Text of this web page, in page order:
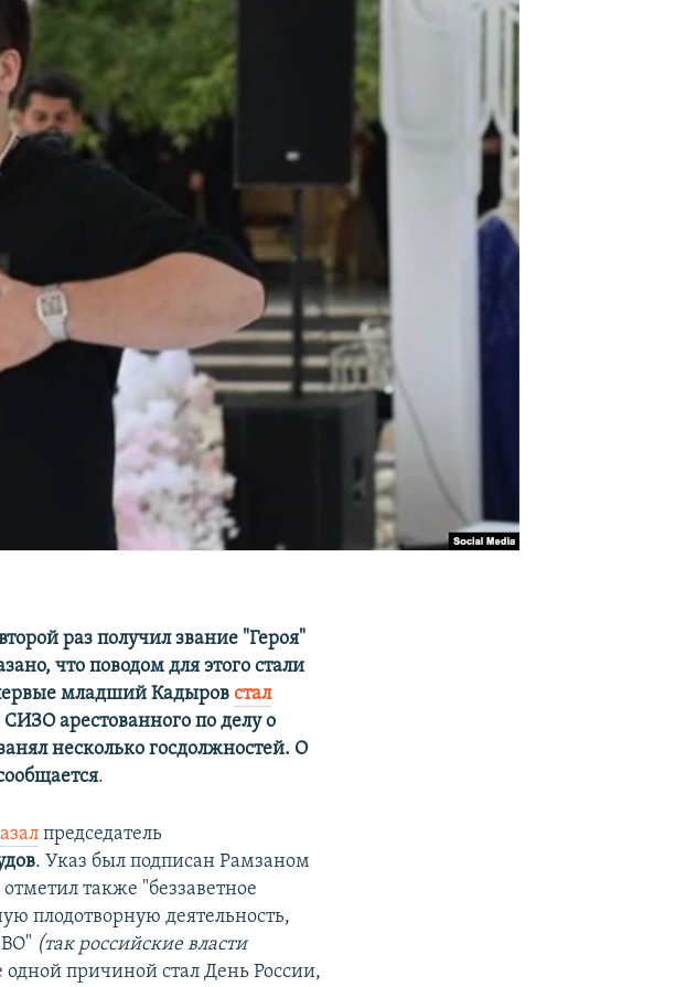
раз получил звание "Героя"
что поводом для этого стали
младший Кадыровстал
арестованного по делу о
несколько госдолжностей. О
.
председатель
. Указ был подписан Рамзаном
также "беззаветное
плодотворную деятельность,
(так российские власти
одной причиной стал День России,